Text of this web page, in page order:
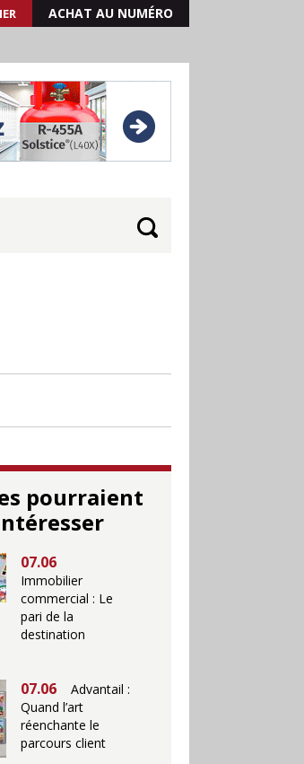
ACHAT AU NUMÉRO
pourraient
07.06
Immobilier
commercial : Le
pari de la
destination
07.06
Advantail :
Quand l’art
réenchante le
parcours client